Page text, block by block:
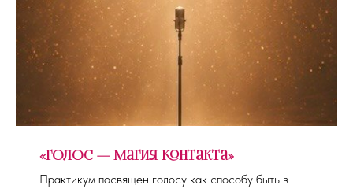
«Голос — магия контакта»
Практикум посвящен голосу как способу быть в